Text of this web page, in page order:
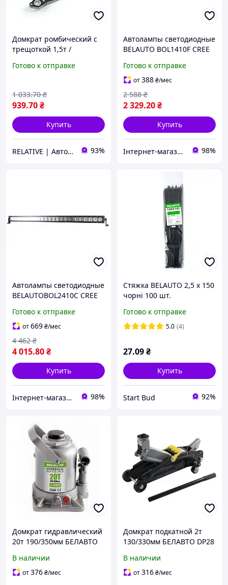
Домкрат ромбический с
трещоткой 1,5т /
"Билавто" DM15T /110-
Готово к отправке
939.70₴
1 033.70 ₴
Купить
RELATIVE | Автоаксессуары, Велотовары, Мото товары, Инвентарь, Товары для дома 93%
Автолампы светодиодные
BELAUTO BOL1410F CREE
Готово к отправке
от388₴/мес
2 329.20₴
2 588 ₴
Купить
Інтернет-магазин "Запчастини до авто і не тільки" 98%
Автолампы светодиодные
BELAUTOBOL2410C CREE
Готово к отправке
от669₴/мес
4 015.80₴
4 462 ₴
Купить
Інтернет-магазин "Запчастини до авто і не тільки" 98%
Стяжка BELAUTO 2,5 х 150
чорні 100 шт.
Готово к отправке
5.0 (4)
27.09₴
Купить
Start Bud 92%
Домкрат гидравлический
20т 190/350мм БЕЛАВТО
В наличии
от376₴/мес
Домкрат подкатной 2т
130/330мм БЕЛАВТО DP28
В наличии
от316₴/мес